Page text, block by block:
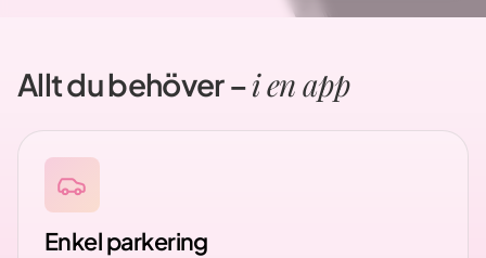
Allt du behöver –i en app
Enkel parkering